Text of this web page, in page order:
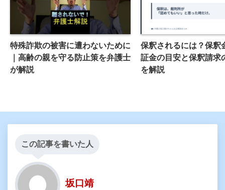
特殊詐欺の被害に遭わないために
｜高齢の親を守る防止策を弁護士
が解説
保釈されるには？保釈
証金の目安と保釈請求
を解説
この記事を書いた人
坂口靖